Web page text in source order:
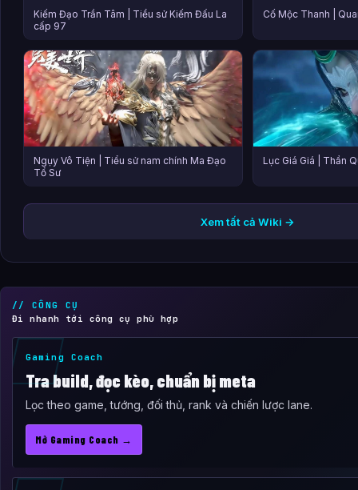
Kiếm Đạo Trần Tâm | Tiểu sử Kiếm Đấu La
cấp 97
Cố Mộc Thanh |
Ngụy Vô Tiện | Tiểu sử nam chính Ma Đạo
Tổ Sư
Lục Giá Giá | Thần
Xem tất cả Wiki →
// CÔNG CỤ
Đi nhanh tới công cụ phù hợp
Gaming Coach
Tra build, đọc kèo, chuẩn bị meta
Lọc theo game, tướng, đối thủ, rank và chiến lược lane.
Mở Gaming Coach →